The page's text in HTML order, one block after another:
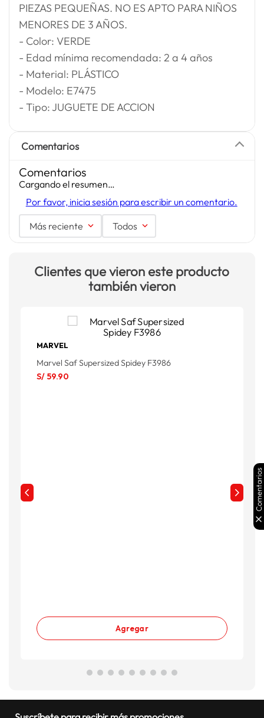
PIEZAS PEQUEÑAS. NO ES APTO PARA NIÑOS
MENORES DE 3 AÑOS.
- Color: VERDE
- Edad mínima recomendada: 2 a 4 años
- Material: PLÁSTICO
- Modelo: E7475
- Tipo: JUGUETE DE ACCION
Comentarios
Comentarios
Cargando el resumen…
Por favor, inicia sesión para escribir un comentario.
Más reciente Todos
Clientes que vieron este producto
también vieron
MARVEL
Marvel Saf Supersized Spidey F3986
S/ 59.90
Agregar
Comentarios